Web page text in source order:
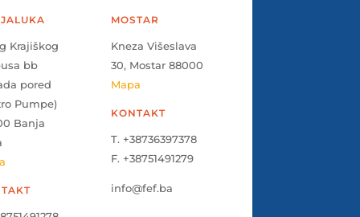
Krajiškog
bb
pored
Pumpe)
Banja
MOSTAR
Kneza Višeslava
30, Mostar 88000
Mapa
KONTAKT
T. +38736397378
F. +38751491279
info@fef.ba